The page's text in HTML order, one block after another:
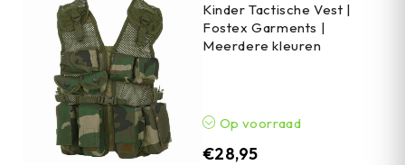
Kinder Tactische Vest |
Fostex Garments |
Meerdere kleuren
Op voorraad
€28,95